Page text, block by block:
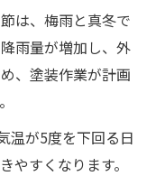
は、梅雨と真冬で
雨量が増加し、外
、塗装作業が計画
温が5度を下回る日
やすくなります。